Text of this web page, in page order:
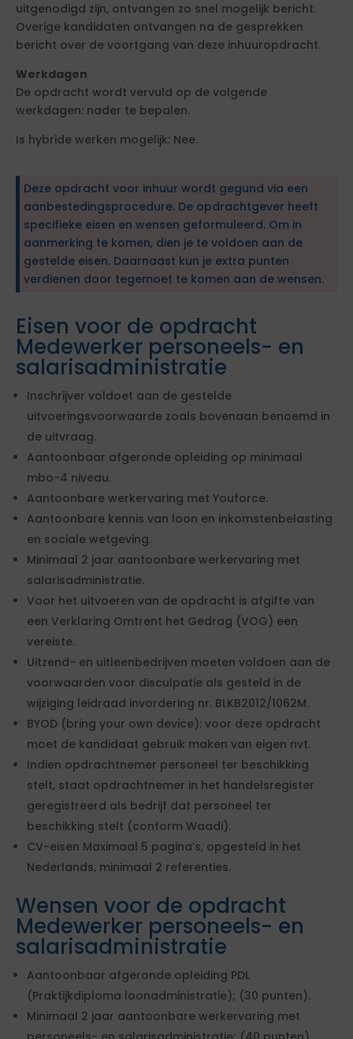
uitgenodigd zijn, ontvangen zo snel mogelijk bericht.
Overige kandidaten ontvangen na de gesprekken
bericht over de voortgang van deze inhuuropdracht.
Werkdagen
De opdracht wordt vervuld op de volgende
werkdagen: nader te bepalen.
Is hybride werken mogelijk: Nee.
Deze opdracht voor inhuur wordt gegund via een
aanbestedingsprocedure. De opdrachtgever heeft
specifieke eisen en wensen geformuleerd. Om in
aanmerking te komen, dien je te voldoen aan de
gestelde eisen. Daarnaast kun je extra punten
verdienen door tegemoet te komen aan de wensen.
Eisen voor de opdracht
Medewerker personeels- en
salarisadministratie
Inschrijver voldoet aan de gestelde
uitvoeringsvoorwaarde zoals bovenaan benoemd in
de uitvraag.
Aantoonbaar afgeronde opleiding op minimaal
mbo-4 niveau.
Aantoonbare werkervaring met Youforce.
Aantoonbare kennis van loon en inkomstenbelasting
en sociale wetgeving.
Minimaal 2 jaar aantoonbare werkervaring met
salarisadministratie.
Voor het uitvoeren van de opdracht is afgifte van
een Verklaring Omtrent het Gedrag (VOG) een
vereiste.
Uitzend- en uitleenbedrijven moeten voldoen aan de
voorwaarden voor disculpatie als gesteld in de
wijziging leidraad invordering nr. BLKB2012/1062M.
BYOD (bring your own device): voor deze opdracht
moet de kandidaat gebruik maken van eigen nvt.
Indien opdrachtnemer personeel ter beschikking
stelt, staat opdrachtnemer in het handelsregister
geregistreerd als bedrijf dat personeel ter
beschikking stelt (conform Waadi).
CV-eisen Maximaal 5 pagina’s, opgesteld in het
Nederlands, minimaal 2 referenties.
Wensen voor de opdracht
Medewerker personeels- en
salarisadministratie
Aantoonbaar afgeronde opleiding PDL
(Praktijkdiploma loonadministratie); (30 punten).
Minimaal 2 jaar aantoonbare werkervaring met